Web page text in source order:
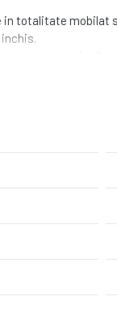
in totalitate mobilat